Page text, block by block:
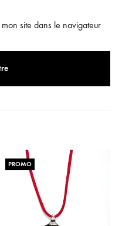
site dans le navigateur
PROMO